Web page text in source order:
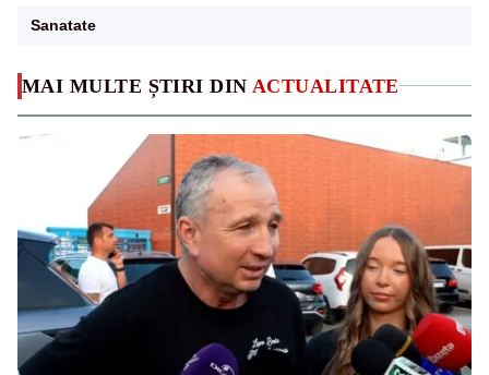
MAI MULTE ȘTIRI DIN ACTUALITATE
Sanatate